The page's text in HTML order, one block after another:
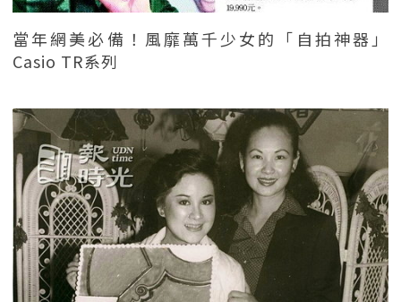
當年網美必備！風靡萬千少女的「自拍神器」
Casio TR系列